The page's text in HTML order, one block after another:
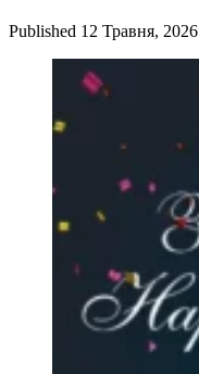
Published 12 Травня, 2026